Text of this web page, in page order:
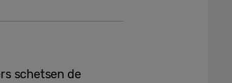
schetsen de